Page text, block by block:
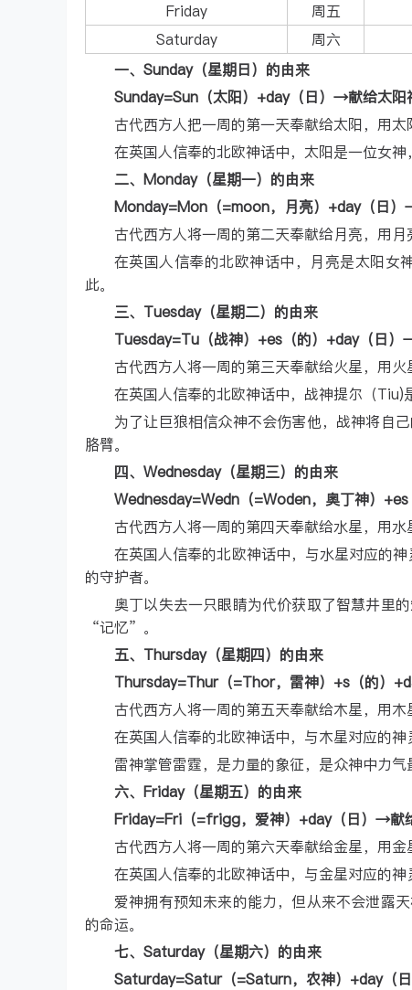
Friday
周五
Saturday
周六
一、Sunday（星期日）的由来
Sunday=Sun（太阳）+day（日）→献给太阳
古代西方人把一周的第一天奉献给太阳，用太
在英国人信奉的北欧神话中，太阳是一位女
二、Monday（星期一）的由来
Monday=Mon（=moon，月亮）+day（日
古代西方人将一周的第二天奉献给月亮，用月
在英国人信奉的北欧神话中，月亮是太阳
此。
三、Tuesday（星期二）的由来
Tuesday=Tu（战神）+es（的）+day（日
古代西方人将一周的第三天奉献给火星，用
在英国人信奉的北欧神话中，战神提尔（Tiu)
为了让巨狼相信众神不会伤害他，战神将自
胳臂。
四、Wednesday（星期三）的由来
Wednesday=Wedn（=Woden，奥丁神）
古代西方人将一周的第四天奉献给水星，用水
在英国人信奉的北欧神话中，与水星对应的
的守护者。
奥丁以失去一只眼睛为代价获取了智慧井里
“记忆”。
五、Thursday（星期四）的由来
Thursday=Thur（=Thor，雷神）+s（的）
古代西方人将一周的第五天奉献给木星，用木
在英国人信奉的北欧神话中，与木星对应的
雷神掌管雷霆，是力量的象征，是众神中力
六、Friday（星期五）的由来
Friday=Fri（=frigg，爱神）+day（日）→献
古代西方人将一周的第六天奉献给金星，用金
在英国人信奉的北欧神话中，与金星对应的
爱神拥有预知未来的能力，但从来不会泄露
的命运。
七、Saturday（星期六）的由来
Saturday=Satur（=Saturn，农神）+day（